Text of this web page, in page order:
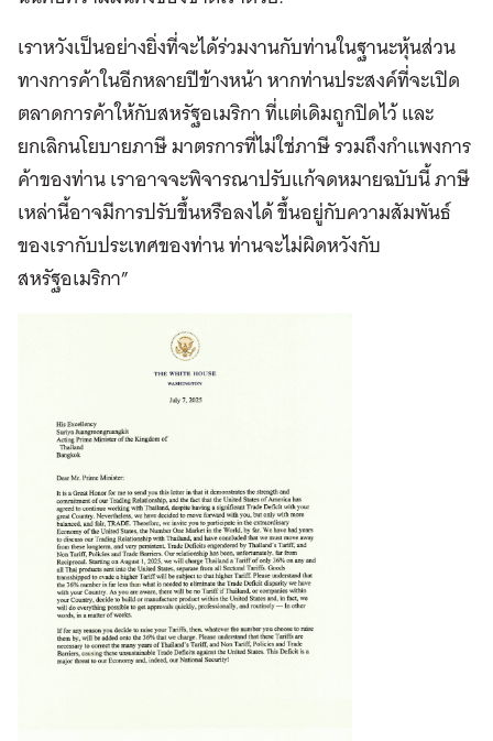
เราหวังเป็นอย่างยิ่งที่จะได้ร่วมงานกับท่านในฐานะหุ้นส่วน
ทางการค้าในอีกหลายปีข้างหน้า หากท่านประสงค์ที่จะเปิด
ตลาดการค้าให้กับสหรัฐอเมริกา ที่แต่เดิมถูกปิดไว้ และ
ยกเลิกนโยบายภาษี มาตรการที่ไม่ใช่ภาษี รวมถึงกำแพงการ
ค้าของท่าน เราอาจจะพิจารณาปรับแก้จดหมายฉบับนี้ ภาษี
เหล่านี้อาจมีการปรับขึ้นหรือลงได้ ขึ้นอยู่กับความสัมพันธ์
ของเรากับประเทศของท่าน ท่านจะไม่ผิดหวังกับ
สหรัฐอเมริกา”